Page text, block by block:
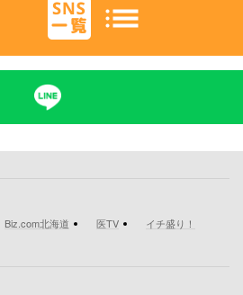
Biz.com北海道 医TV
イチ盛り！